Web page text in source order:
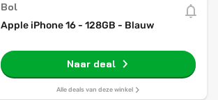
Bol
Apple iPhone 16 - 128GB - Blauw
Naar deal
Alle deals van deze winkel